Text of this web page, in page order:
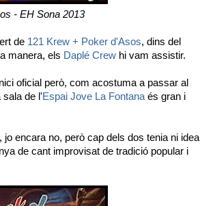
- EH Sona 2013
de 121 Krew + Poker d'Asos, dins del
manera, els Daplé Crew hi vam assistir.
oficial però, com acostuma a passar al
sala de l'Espai Jove La Fontana és gran i
encara no, però cap dels dos tenia ni idea
de cant improvisat de tradició popular i